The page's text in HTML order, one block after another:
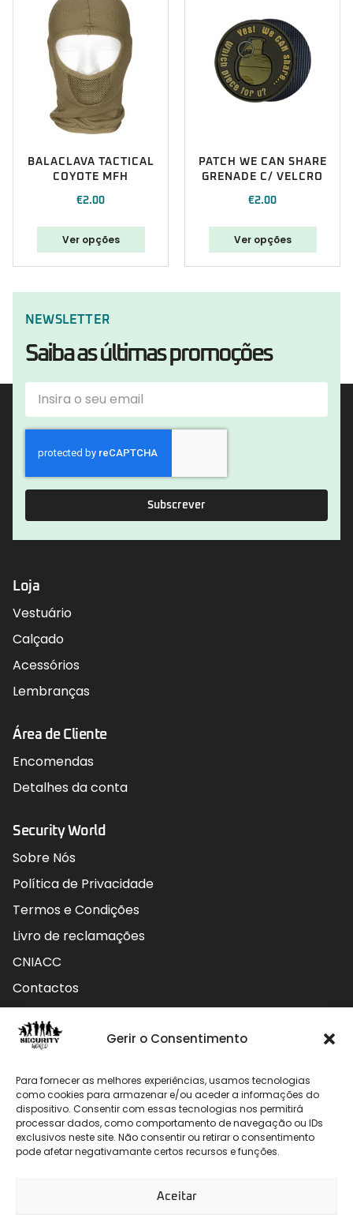
Gerir o Consentimento
Para fornecer as melhores experiências, usamos tecnologias
como cookies para armazenar e/ou aceder a informações do
dispositivo. Consentir com essas tecnologias nos permitirá
processar dados, como comportamento de navegação ou IDs
exclusivos neste site. Não consentir ou retirar o consentimento
pode afetar negativamante certos recursos e funções.
Aceitar
BALACLAVA TACTICAL
COYOTE MFH
€2.00
Ver opções
PATCH WE CAN SHARE
GRENADE C/ VELCRO
€2.00
Ver opções
NEWSLETTER
Saiba as últimas promoções
Subscrever
Loja
Vestuário
Calçado
Acessórios
Lembranças
Área de Cliente
Encomendas
Detalhes da conta
Security World
Sobre Nós
Política de Privacidade
Termos e Condições
Livro de reclamações
CNIACC
Contactos
Contactos
912 009 740 (Chamada para rede móvel nacional)
geral@securityworld.pt